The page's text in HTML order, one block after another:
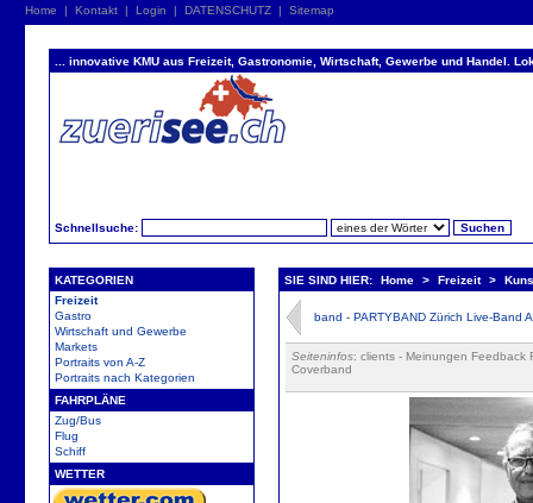
Home | Kontakt | Login | DATENSCHUTZ | Sitemap
... innovative KMU aus Freizeit, Gastronomie, Wirtschaft, Gewerbe und Handel.
Schnellsuche:
KATEGORIEN
Freizeit
Gastro
Wirtschaft und Gewerbe
Markets
Portraits von A-Z
Portraits nach Kategorien
FAHRPLÄNE
Zug/Bus
Flug
Schiff
WETTER
SIE SIND HIER: Home > Freizeit >
band - PARTYBAND Zürich Live-Band
Seiteninfos: clients - Meinungen Feedback
Coverband